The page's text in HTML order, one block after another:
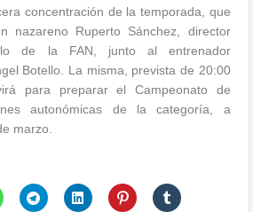
concentración de la temporada, que
nazareno Ruperto Sánchez, director
de la FAN, junto al entrenador
Botello. La misma, prevista de 20:00
para preparar el Campeonato de
autonómicas de la categoría, a
marzo.